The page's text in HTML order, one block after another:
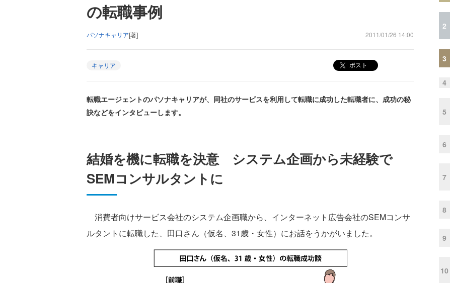
の転職事例
パソナキャリア[著] 2011/01/26 14:00
キャリア ポスト
転職エージェントのパソナキャリアが、同社のサービスを利用して転職に成功した転職者に、成功の秘
訣などをインタビューします。
結婚を機に転職を決意 システム企画から未経験で
SEMコンサルタントに
消費者向けサービス会社のシステム企画職から、インターネット広告会社のSEMコンサ
ルタントに転職した、田口さん（仮名、31歳・女性）にお話をうかがいました。
2
3
4
5
6
7
8
9
10